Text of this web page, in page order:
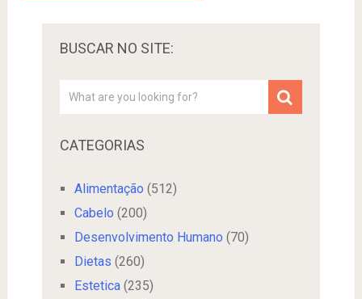
BUSCAR NO SITE:
CATEGORIAS
Alimentação (512)
Cabelo (200)
Desenvolvimento Humano (70)
Dietas (260)
Estetica(235)